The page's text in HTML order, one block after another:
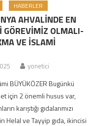
HABERLER
AHVALİNDE EN
GÖREVİMİZ OLMALI-
VE İSLAMİ
yonetici
BÜYÜKÖZER Bugünkü
için 2 önemli husus var,
karıştığı gıdalarımızı
Helal ve Tayyip gıda, ikincisi